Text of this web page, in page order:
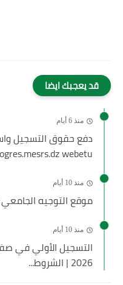
قد يعجبك ايضا
منذ 6 أيام
دفع حقوق التسجيل
progres.mesrs.dz webetu
منذ 10 أيام
موقع التوجيه الجامعي 2026 orientation-esi.dz
منذ 10 أيام
التسجيل الأولي في
2026 | الشروط...